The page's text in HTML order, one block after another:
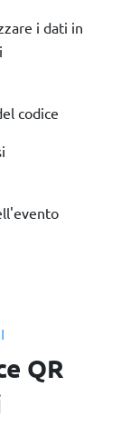
i dati in
codice
QR